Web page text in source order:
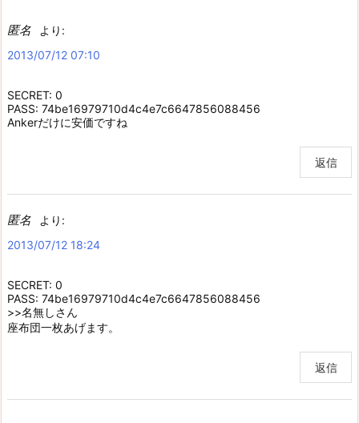
匿名
より:
2013/07/12 07:10
SECRET: 0
PASS: 74be16979710d4c4e7c6647856088456
Ankerだけに安価ですね
返信
匿名
より:
2013/07/12 18:24
SECRET: 0
PASS: 74be16979710d4c4e7c6647856088456
>>名無しさん
座布団一枚あげます。
返信